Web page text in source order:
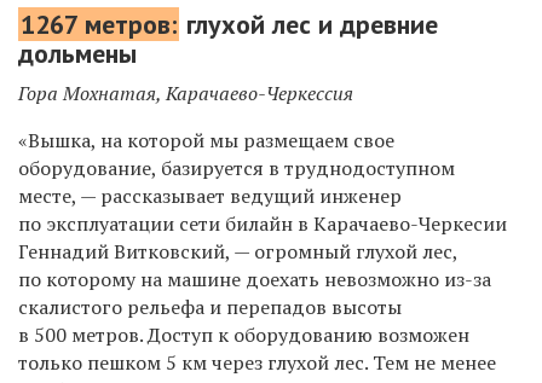
1267 метров: глухой лес и древние
дольмены
Гора Мохнатая, Карачаево-Черкессия
«Вышка, на которой мы размещаем свое
оборудование, базируется в труднодоступном
месте, — рассказывает ведущий инженер
по эксплуатации сети билайн в Карачаево-Черкесии
Геннадий Витковский, — огромный глухой лес,
по которому на машине доехать невозможно из-за
скалистого рельефа и перепадов высоты
в 500 метров. Доступ к оборудованию возможен
только пешком 5 км через глухой лес. Тем не менее